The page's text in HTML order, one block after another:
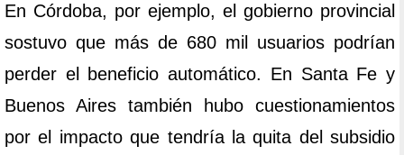
En Córdoba, por ejemplo, el gobierno provincial
sostuvo que más de 680 mil usuarios podrían
perder el beneficio automático. En Santa Fe y
Buenos Aires también hubo cuestionamientos
por el impacto que tendría la quita del subsidio